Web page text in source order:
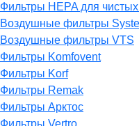
Фильтры HEPA для
Воздушные фильтры
Воздушные фильтры VTS
Фильтры Komfovent
Фильтры Korf
Фильтры Remak
Фильтры Арктос
Фильтры Vertro